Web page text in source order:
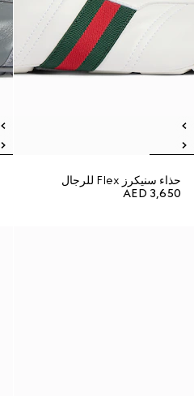
حذاء سنيكرز Flex للرجال
AED 3,650